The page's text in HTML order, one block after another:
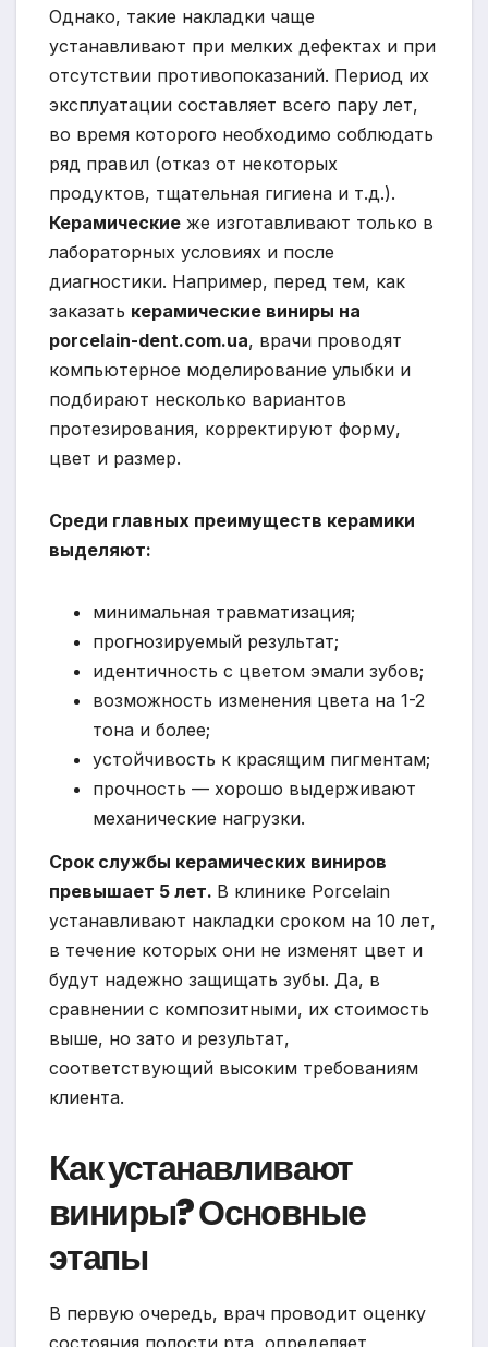
Однако, такие накладки чаще
устанавливают при мелких дефектах и при
отсутствии противопоказаний. Период их
эксплуатации составляет всего пару лет,
во время которого необходимо соблюдать
ряд правил (отказ от некоторых
продуктов, тщательная гигиена и т.д.).
Керамические же изготавливают только в
лабораторных условиях и после
диагностики. Например, перед тем, как
заказать керамические виниры на
porcelain-dent.com.ua, врачи проводят
компьютерное моделирование улыбки и
подбирают несколько вариантов
протезирования, корректируют форму,
цвет и размер.
Среди главных преимуществ керамики
выделяют:
минимальная травматизация;
прогнозируемый результат;
идентичность с цветом эмали зубов;
возможность изменения цвета на 1-2
тона и более;
устойчивость к красящим пигментам;
прочность — хорошо выдерживают
механические нагрузки.
Срок службы керамических виниров
превышает 5 лет. В клинике Porcelain
устанавливают накладки сроком на 10 лет,
в течение которых они не изменят цвет и
будут надежно защищать зубы. Да, в
сравнении с композитными, их стоимость
выше, но зато и результат,
соответствующий высоким требованиям
клиента.
Как устанавливают
виниры? Основные
этапы
В первую очередь, врач проводит оценку